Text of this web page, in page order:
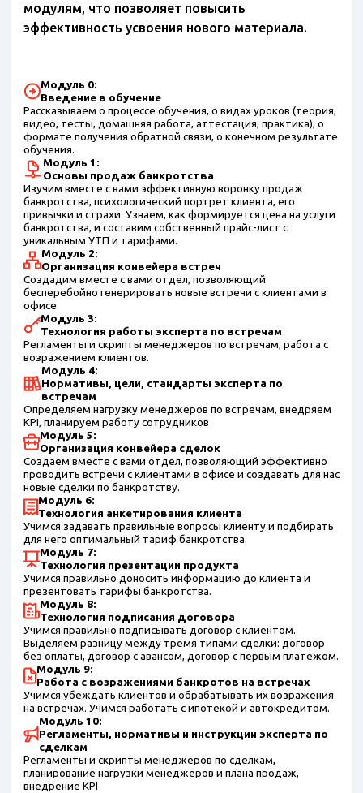
модулям, что позволяет повысить
эффективность усвоения нового материала.
Модуль 0:
Введение в обучение
Рассказываем о процессе обучения, о видах уроков (теория,
видео, тесты, домашняя работа, аттестация, практика), о
формате получения обратной связи, о конечном результате
обучения.
Модуль 1:
Основы продаж банкротства
Изучим вместе с вами эффективную воронку продаж
банкротства, психологический портрет клиента, его
привычки и страхи. Узнаем, как формируется цена на услуги
банкротства, и составим собственный прайс-лист с
уникальным УТП и тарифами.
Модуль 2:
Организация конвейера встреч
Создадим вместе с вами отдел, позволяющий
бесперебойно генерировать новые встречи с клиентами в
офисе.
Модуль 3:
Технология работы эксперта по встречам
Регламенты и скрипты менеджеров по встречам, работа с
возражением клиентов.
Модуль 4:
Нормативы, цели, стандарты эксперта по
встречам
Определяем нагрузку менеджеров по встречам, внедряем
KPI, планируем работу сотрудников
Модуль 5:
Организация конвейера сделок
Создаем вместе с вами отдел, позволяющий эффективно
проводить встречи с клиентами в офисе и создавать для нас
новые сделки по банкротству.
Модуль 6:
Технология анкетирования клиента
Учимся задавать правильные вопросы клиенту и подбирать
для него оптимальный тариф банкротства.
Модуль 7:
Технология презентации продукта
Учимся правильно доносить информацию до клиента и
презентовать тарифы банкротства.
Модуль 8:
Технология подписания договора
Учимся правильно подписывать договор с клиентом.
Выделяем разницу между тремя типами сделки: договор
без оплаты, договор с авансом, договор с первым платежом.
Модуль 9:
Работа с возражениями банкротов на встречах
Учимся убеждать клиентов и обрабатывать их возражения
на встречах. Учимся работать с ипотекой и автокредитом.
Модуль 10:
Регламенты, нормативы и инструкции эксперта по
сделкам
Регламенты и скрипты менеджеров по сделкам,
планирование нагрузки менеджеров и плана продаж,
внедрение KPI